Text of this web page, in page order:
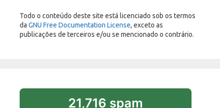
Todo o conteúdo deste site está licenciado sob os termos
da GNU Free Documentation License, exceto as
publicações de terceiros e/ou se mencionado o contrário.
21,716 spam